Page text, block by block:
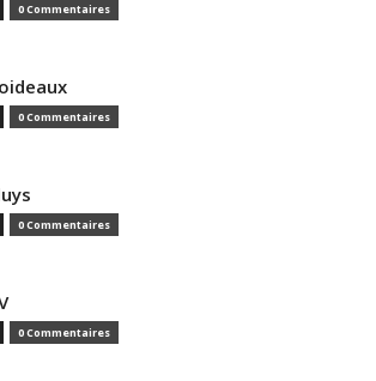
0 Commentaires
0 Commentaires
0 Commentaires
0 Commentaires